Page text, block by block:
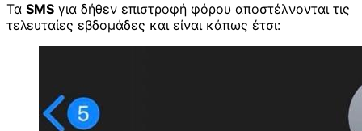
Τα SMS για δήθεν επιστροφή φόρου αποστέλνονται τις
τελευταίες εβδομάδες και είναι κάπως έτσι: